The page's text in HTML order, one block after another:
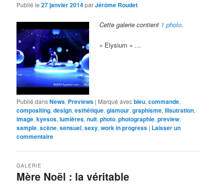
Publié le27 janvier 2014parJérôme Roudet
Cette galerie contient 1 photo.
« Elysium » …
Publié dansNews, Previews | Marqué avecbleu,commande,
compositing,design,esthétique,glamour,graphisme,illsutration,
image,kyesos,lumières,nuit,photo,photographie,preview,
sample,scène,sensuel,sexy,work in progress | Laisser un
commentaire
Mère Noël : la véritable
GALERIE